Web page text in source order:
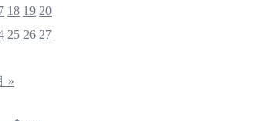
18 19 20
25 26 27
»